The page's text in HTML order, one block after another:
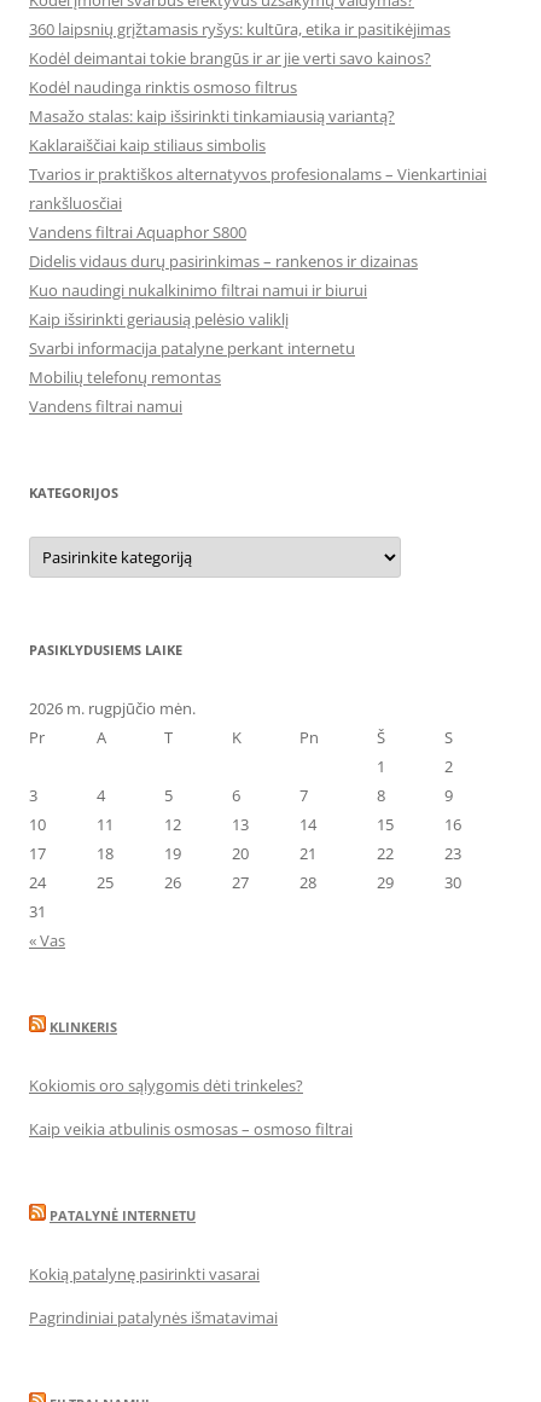
360 laipsnių grįžtamasis ryšys: kultūra, etika ir pasitikėjimas
Kodėl deimantai tokie brangūs ir ar jie verti savo kainos?
Kodėl naudinga rinktis osmoso filtrus
Masažo stalas: kaip išsirinkti tinkamiausią variantą?
Kaklaraiščiai kaip stiliaus simbolis
Tvarios ir praktiškos alternatyvos profesionalams – Vienkartiniai
rankšluosčiai
Vandens filtrai Aquaphor S800
Didelis vidaus durų pasirinkimas – rankenos ir dizainas
Kuo naudingi nukalkinimo filtrai namui ir biurui
Kaip išsirinkti geriausią pelėsio valiklį
Svarbi informacija patalyne perkant internetu
Mobilių telefonų remontas
Vandens filtrai namui
KATEGORIJOS
Kategorijos
PASIKLYDUSIEMS LAIKE
2026 m. rugpjūčio mėn.
Pr
A T K Pn Š
S
1
2
3
4 5 6 7 8
9
10
11 12 13 14 15
16
17
18 19 20 21 22
23
24
25 26 27 28 29
30
31
« Vas
KLINKERIS
Kokiomis oro sąlygomis dėti trinkeles?
Kaip veikia atbulinis osmosas – osmoso filtrai
PATALYNĖ INTERNETU
Kokią patalynę pasirinkti vasarai
Pagrindiniai patalynės išmatavimai